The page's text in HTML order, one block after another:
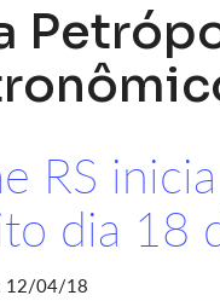
RS
dia 18
12/04/18